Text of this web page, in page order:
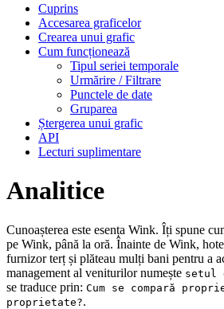
Cuprins
Accesarea graficelor
Crearea unui grafic
Cum funcționează
Tipul seriei temporale
Urmărire / Filtrare
Punctele de date
Gruparea
Ștergerea unui grafic
API
Lecturi suplimentare
Analitice
Cunoașterea este esența Wink. Îți spune
pe Wink, până la oră. Înainte de Wink,
furnizor terț și plăteau mulți bani pentru a
management al veniturilor numește setul
se traduce prin: Cum se compară
proprietate?.